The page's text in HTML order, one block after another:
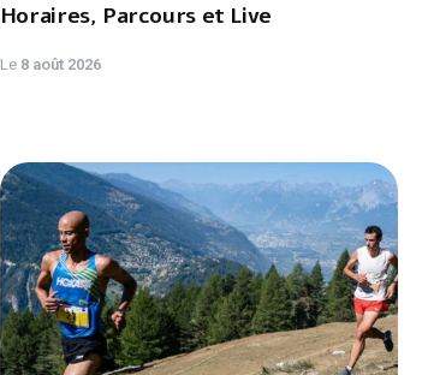
Horaires, Parcours et Live
Le 8 août 2026